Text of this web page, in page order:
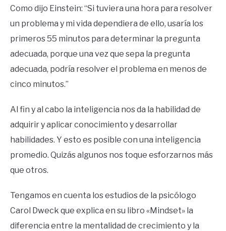
Como dijo Einstein: “Si tuviera una hora para resolver
un problema y mi vida dependiera de ello, usaría los
primeros 55 minutos para determinar la pregunta
adecuada, porque una vez que sepa la pregunta
adecuada, podría resolver el problema en menos de
cinco minutos.”
Al fin y al cabo la inteligencia nos da la habilidad de
adquirir y aplicar conocimiento y desarrollar
habilidades. Y esto es posible con una inteligencia
promedio. Quizás algunos nos toque esforzarnos más
que otros.
Tengamos en cuenta los estudios de la psicólogo
Carol Dweck que explica en su libro «Mindset» la
diferencia entre la mentalidad de crecimiento y la